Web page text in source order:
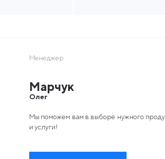
Менеджер
Марчук
Олег
Мы поможем вам в выборе нужного
и услуги!